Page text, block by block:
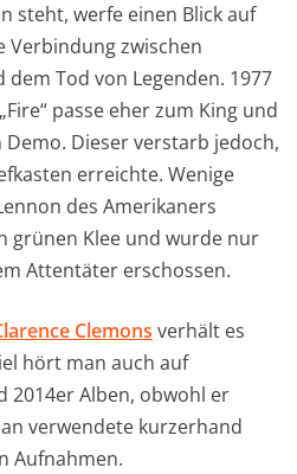
steht, werfe einen Blick auf
Verbindung zwischen
Tod von Legenden. 1977
passe eher zum King und
Demo. Dieser verstarb jedoch,
erreichte. Wenige
des Amerikaners
grünen Klee und wurde nur
Attentäter erschossen.
Clemons verhält es
hört man auch auf
2014er Alben, obwohl er
verwendete kurzerhand
Aufnahmen.